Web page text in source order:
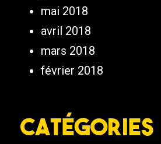
mai 2018
avril 2018
mars 2018
février 2018
Catégories